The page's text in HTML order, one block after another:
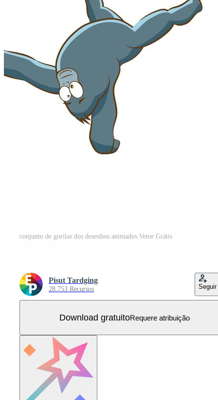
conjunto de gorilas dos desenhos animados Vetor Grátis
Pisut Tardging
28.753 Recursos Seguir
Download gratuitoRequere atribuição